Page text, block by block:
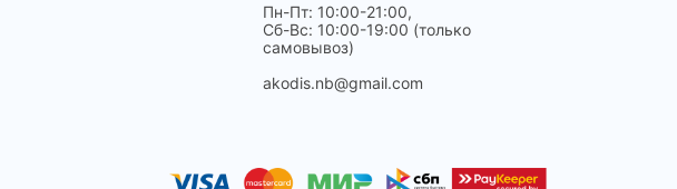
Пн-Пт: 10:00-21:00,
Сб-Вс: 10:00-19:00 (только
самовывоз)
akodis.nb@gmail.com